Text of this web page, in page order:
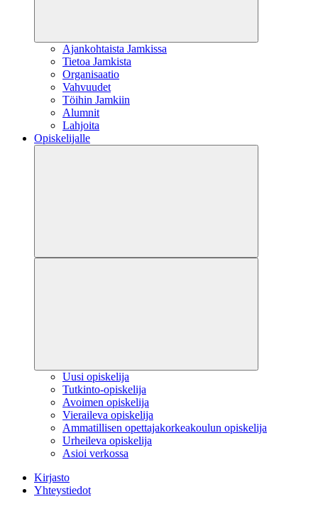
Ajankohtaista Jamkissa
Tietoa Jamkista
Organisaatio
Vahvuudet
Töihin Jamkiin
Alumnit
Lahjoita
Opiskelijalle
Uusi opiskelija
Tutkinto-opiskelija
Avoimen opiskelija
Vieraileva opiskelija
Ammatillisen opettajakorkeakoulun opiskelija
Urheileva opiskelija
Asioi verkossa
Kirjasto
Yhteystiedot